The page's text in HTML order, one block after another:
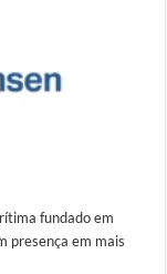
fundado em
presença em mais